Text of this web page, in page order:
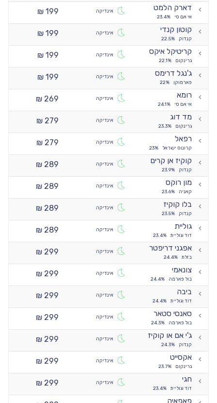
דארק הלמט
אי אם סי 23.4%
אינדיקה
199 ₪
קוטון קנדי
קנדוק 22.5%
אינדיקה
199 ₪
קריטיקל איקס
גרינקום 22.1%
אינדיקה
199 ₪
ג'נגל דרימס
פארמוקן 22%
אינדיקה
199 ₪
רומא
אי אם סי 24.1%
אינדיקה
269 ₪
מד דוג
גרינקום 23.3%
אינדיקה
279 ₪
רפאל
קרונוס ישראל 23%
אינדיקה
279 ₪
קוקיז אן קרים
קנדוק 23.9%
אינדיקה
289 ₪
מון רוקס
קאניה 23.6%
אינדיקה
289 ₪
בלו קוקיז
קנדוק 23.5%
אינדיקה
289 ₪
גוליית
דוד וגוליית 23.4%
אינדיקה
289 ₪
אפגני דריפטר
בזלת 24.4%
אינדיקה
299 ₪
צונאמי
בול פארמה 24.4%
אינדיקה
299 ₪
ביבה
דוד וגוליית 24.4%
אינדיקה
299 ₪
סאנסי סטאר
בול פארמה 24.3%
אינדיקה
299 ₪
ג'י אם או קוקיז
קנדוק 24.3%
אינדיקה
299 ₪
אקסייט
גרינקום 23.7%
אינדיקה
299 ₪
חגי
דוד וגוליית 23.4%
אינדיקה
299 ₪
פאפאיה